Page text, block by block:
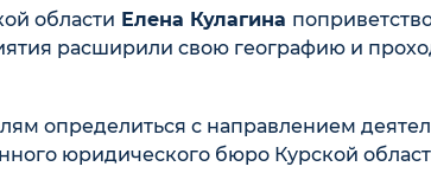
области Елена Кулагина
расширили свою географию и
определиться с направлением
юридического бюро Курской